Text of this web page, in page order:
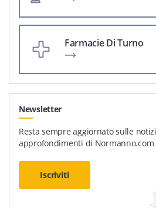
Farmacie Di Turno
Newsletter
Resta sempre aggiornato sulle
approfondimenti di Normanno.com
Iscriviti